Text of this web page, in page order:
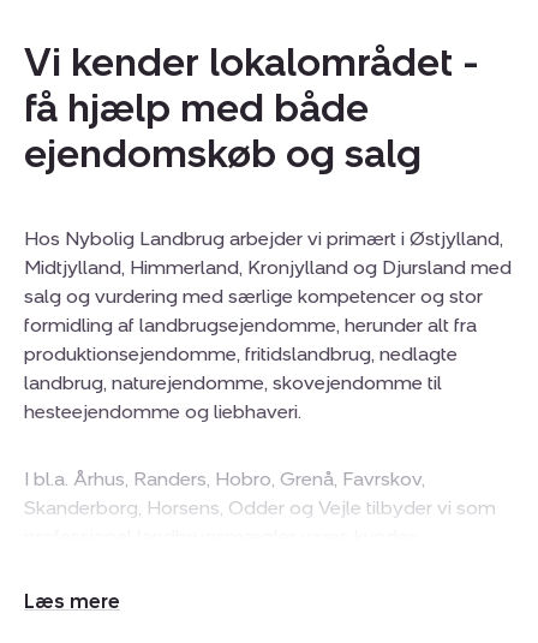
Vi kender lokalområdet -
få hjælp med både
ejendomskøb og salg
Hos Nybolig Landbrug arbejder vi primært i Østjylland,
Midtjylland, Himmerland, Kronjylland og Djursland med
salg og vurdering med særlige kompetencer og stor
formidling af landbrugsejendomme, herunder alt fra
produktionsejendomme, fritidslandbrug, nedlagte
landbrug, naturejendomme, skovejendomme til
hesteejendomme og liebhaveri.
I bl.a. Århus, Randers, Hobro, Grenå, Favrskov,
Skanderborg, Horsens, Odder og Vejle tilbyder vi som
En landbrugsmægler med stor erfaring